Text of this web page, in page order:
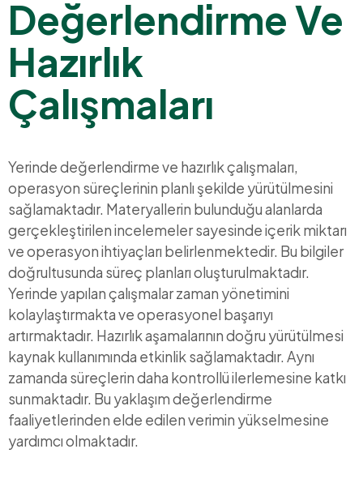
Değerlendirme Ve
Hazırlık
Çalışmaları
Yerinde değerlendirme ve hazırlık çalışmaları,
operasyon süreçlerinin planlı şekilde yürütülmesini
sağlamaktadır. Materyallerin bulunduğu alanlarda
gerçekleştirilen incelemeler sayesinde içerik miktarı
ve operasyon ihtiyaçları belirlenmektedir. Bu bilgiler
doğrultusunda süreç planları oluşturulmaktadır.
Yerinde yapılan çalışmalar zaman yönetimini
kolaylaştırmakta ve operasyonel başarıyı
artırmaktadır. Hazırlık aşamalarının doğru yürütülmesi
kaynak kullanımında etkinlik sağlamaktadır. Aynı
zamanda süreçlerin daha kontrollü ilerlemesine katkı
sunmaktadır. Bu yaklaşım değerlendirme
faaliyetlerinden elde edilen verimin yükselmesine
yardımcı olmaktadır.